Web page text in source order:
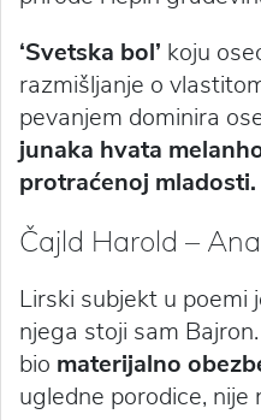
‘Svetska bol’ koju
razmišljanje o
pevanjem dominira
junaka hvata
protraćenoj mladosti.
Čajld Harold –
Lirski subjekt u poemi
njega stoji sam
bio materijalno
ugledne porodice, nije